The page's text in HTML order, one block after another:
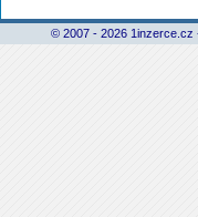
© 2007 - 2026 1inzerce.cz